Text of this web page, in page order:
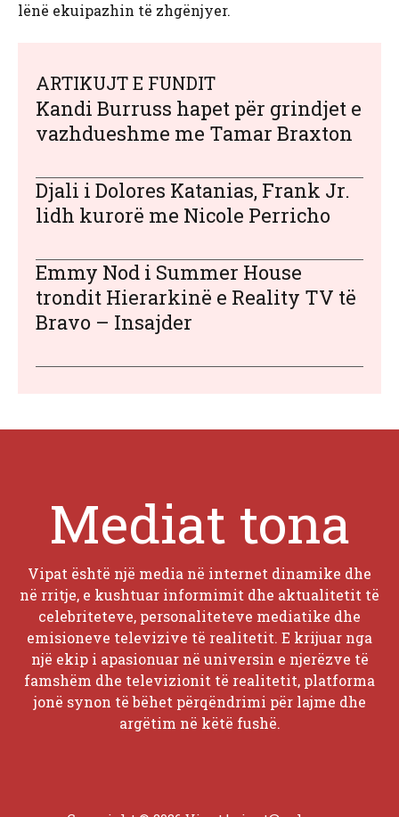
lënë ekuipazhin të zhgënjyer.
ARTIKUJT E FUNDIT
Kandi Burruss hapet për grindjet e
vazhdueshme me Tamar Braxton
Djali i Dolores Katanias, Frank Jr.
lidh kurorë me Nicole Perricho
Emmy Nod i Summer House
trondit Hierarkinë e Reality TV të
Bravo – Insajder
Mediat tona
Vipat është një media në internet dinamike dhe
në rritje, e kushtuar informimit dhe aktualitetit të
celebriteteve, personaliteteve mediatike dhe
emisioneve televizive të realitetit. E krijuar nga
një ekip i apasionuar në universin e njerëzve të
famshëm dhe televizionit të realitetit, platforma
jonë synon të bëhet përqëndrimi për lajme dhe
argëtim në këtë fushë.